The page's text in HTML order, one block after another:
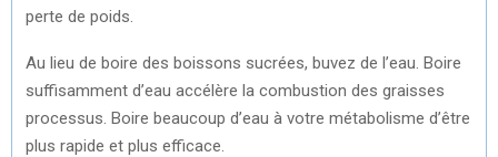
perte de poids.
Au lieu de boire des boissons sucrées, buvez de l’eau. Boire
suffisamment d’eau accélère la combustion des graisses
processus. Boire beaucoup d’eau à votre métabolisme d’être
plus rapide et plus efficace.